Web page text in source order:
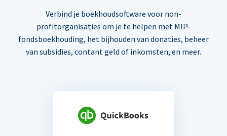
Verbind je boekhoudsoftware voor non-
profitorganisaties om je te helpen met MIP-
fondsboekhouding, het bijhouden van donaties, beheer
van subsidies, contant geld of inkomsten, en meer.